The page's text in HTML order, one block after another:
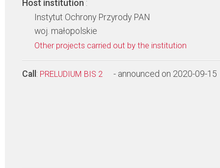
Host institution :
Instytut Ochrony Przyrody PAN
woj. małopolskie
Other projects carried out by the institution
Call : PRELUDIUM BIS 2 - announced on 2020-09-15